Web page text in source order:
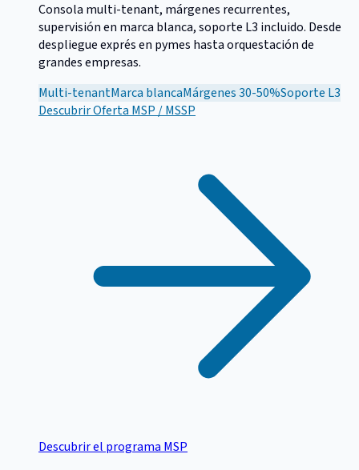
Consola multi-tenant, márgenes recurrentes,
supervisión en marca blanca, soporte L3 incluido. Desde
despliegue exprés en pymes hasta orquestación de
grandes empresas.
Multi-tenantMarca blancaMárgenes 30-50%Soporte L3
DescubrirOferta MSP / MSSP
Descubrir el programa MSP